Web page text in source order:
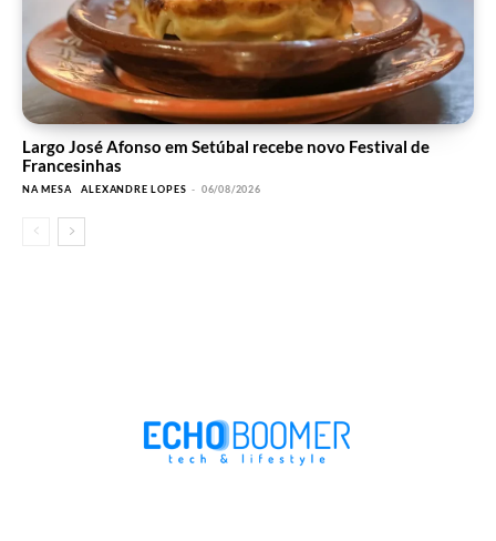
Largo José Afonso em Setúbal recebe novo Festival de
Francesinhas
NA MESA ALEXANDRE LOPES - 06/08/2026